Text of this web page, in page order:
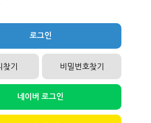
로그인
기 비밀번호찾기
네이버 로그인